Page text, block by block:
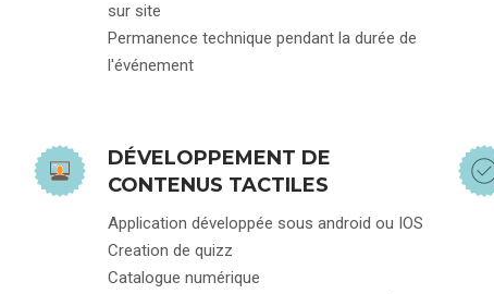
sur site
Permanence technique pendant la durée de
l'événement
DÉVELOPPEMENT DE
CONTENUS TACTILES
Application développée sous android ou IOS
Creation de quizz
Catalogue numérique